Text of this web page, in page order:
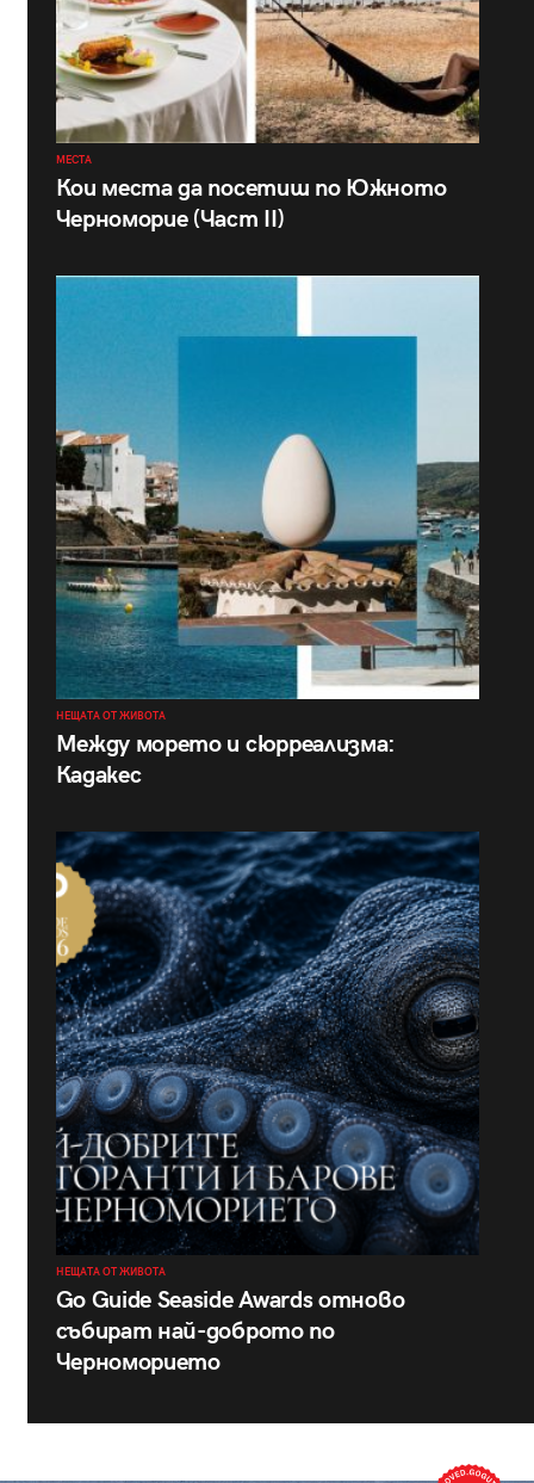
МЕСТА
Кои места да посетиш по Южното
Черноморие (Част II)
НЕЩАТА ОТ ЖИВОТА
Между морето и сюрреализма:
Кадакес
НЕЩАТА ОТ ЖИВОТА
Go Guide Seaside Awards отново
събират най-доброто по
Черноморието